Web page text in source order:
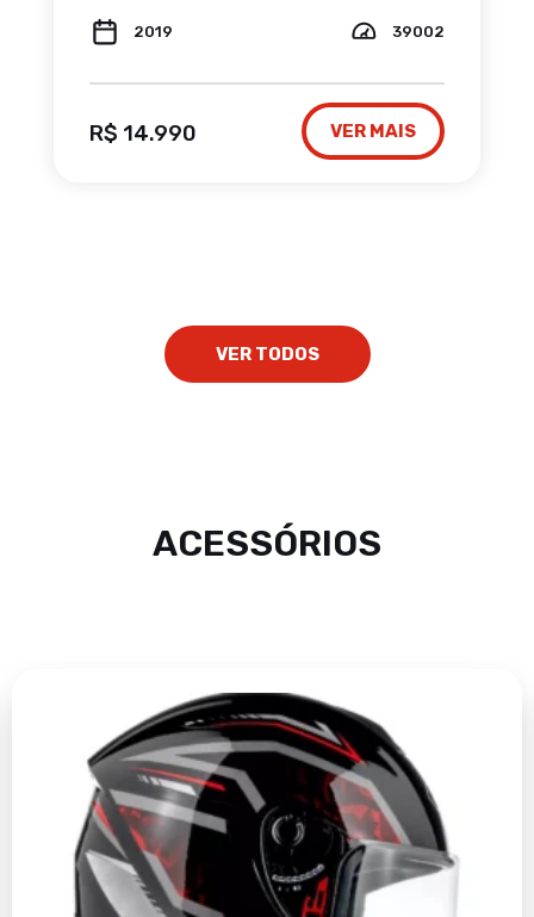
2019 39002
R$ 14.990 VER MAIS
VER TODOS
ACESSÓRIOS